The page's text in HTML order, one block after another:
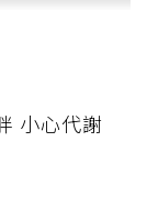
小心代謝